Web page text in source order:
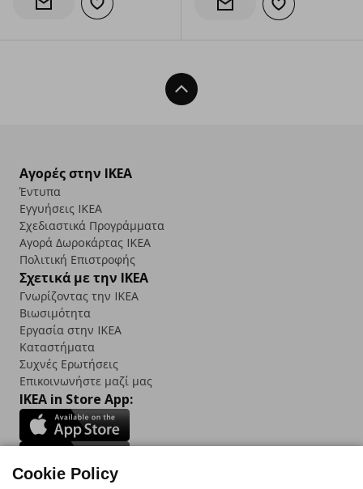
Ενημέρωση διαθεσιμότητας
Προσθήκη στα αγαπημέναΕνημέρωση διαθεσιμότητας
Προσθήκη στα
Back To Top
Αγορές στην IKEA
Έντυπα
Εγγυήσεις IKEA
Σχεδιαστικά Προγράμματα
Αγορά Δωρoκάρτας IKEA
Πολιτική Επιστροφής
Σχετικά με την IKEA
Γνωρίζοντας την IKEA
Βιωσιμότητα
Εργασία στην IKEA
Καταστήματα
Συχνές Ερωτήσεις
Επικοινωνήστε μαζί μας
IKEA in Store App:
Follow us:
Cookie Policy